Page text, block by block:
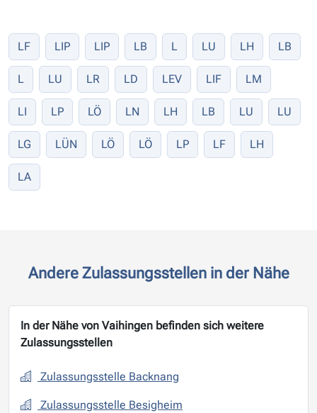
LF LIP LIP LB L LU LH LB
L LU LR LD LEV LIF LM
LI LP LÖ LN LH LB LU LU
LG LÜN LÖ LÖ LP LF LH
LA
Andere Zulassungsstellen in der Nähe
In der Nähe von Vaihingen befinden sich weitere
Zulassungsstellen
Zulassungsstelle Backnang
Zulassungsstelle Besigheim